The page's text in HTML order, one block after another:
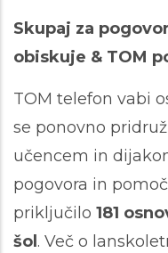
Skupaj za
obiskuje & TOM
TOM telefon vabi
se ponovno
učencem in
pogovora in
priključilo 181
šol . Več o